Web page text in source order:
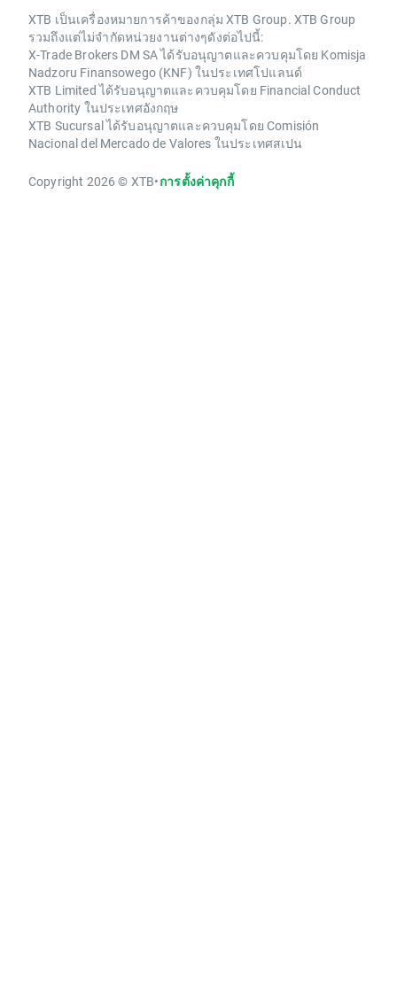
XTB เป็นเครื่องหมายการค้าของกลุ่ม XTB Group. XTB Group
รวมถึงแต่ไม่จำกัดหน่วยงานต่างๆดังต่อไปนี้:
X-Trade Brokers DM SA ได้รับอนุญาตและควบคุมโดย Komisja
Nadzoru Finansowego (KNF) ในประเทศโปแลนด์
XTB Limited ได้รับอนุญาตและควบคุมโดย Financial Conduct
Authority ในประเทศอังกฤษ
XTB Sucursal ได้รับอนุญาตและควบคุมโดย Comisión
Nacional del Mercado de Valores ในประเทศสเปน
Copyright 2026 © XTB•การตั้งค่าคุกกี้